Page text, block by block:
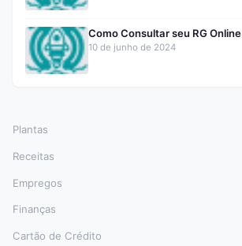
Como Consultar seu RG Online
10 de junho de 2024
Plantas
Receitas
Empregos
Finanças
Cartão de Crédito